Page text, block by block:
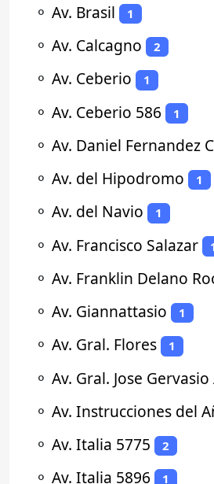
⚬ Av. Brasil 1
⚬ Av. Calcagno 2
⚬ Av. Ceberio 1
⚬ Av. Ceberio 586 1
⚬ Av. Daniel Fernandez
⚬ Av. del Hipodromo 1
⚬ Av. del Navio 1
⚬ Av. Francisco Salazar
⚬ Av. Franklin Delano
⚬ Av. Giannattasio 1
⚬ Av. Gral. Flores 1
⚬ Av. Gral. Jose
⚬ Av. Instrucciones del
⚬ Av. Italia 5775 2
⚬ Av. Italia 5896 1